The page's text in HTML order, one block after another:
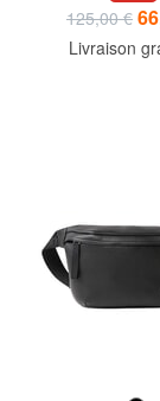
125,00 €
Livraison